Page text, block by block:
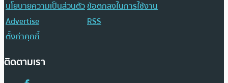
นโยบายความเป็นส่วนตัวข้อตกลงในการใช้งาน
Advertise
RSS
ตั้งค่าคุกกี้
ติดตามเรา